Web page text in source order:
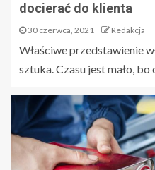
docierać do klienta
30 czerwca, 2021 Redakcja
Właściwe przedstawienie
sztuka. Czasu jest mało, bo